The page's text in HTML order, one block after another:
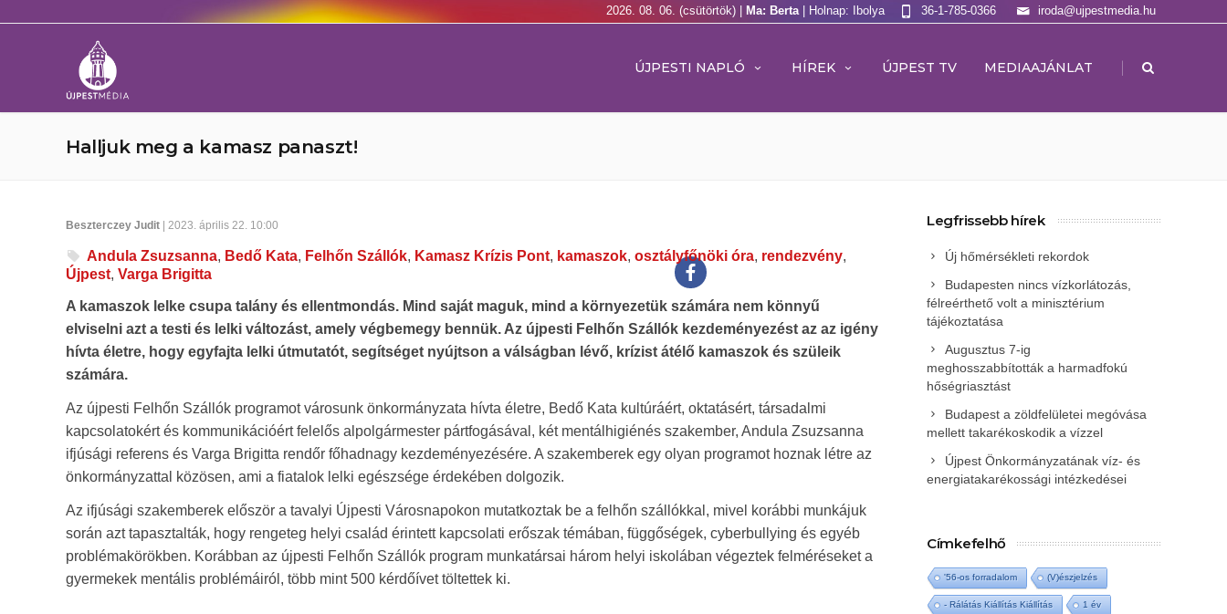
2026. 08. 06. (csütörtök) | Ma: Berta | Holnap: Ibolya iroda@ujpestmedia.hu
36-1-785-0366
ÚJPESTI NAPLÓ HÍREK ÚJPEST TV MEDIAAJÁNLAT |
Halljuk meg a kamasz panaszt!
Beszterczey Judit | 2023. április 22. 10:00
Andula Zsuzsanna, Bedő Kata, Felhőn Szállók, Kamasz Krízis Pont, kamaszok, osztályfőnöki óra, rendezvény,
Újpest, Varga Brigitta
A kamaszok lelke csupa talány és ellentmondás. Mind saját maguk, mind a környezetük számára nem könnyű
elviselni azt a testi és lelki változást, amely végbemegy bennük. Az újpesti Felhőn Szállók kezdeményezést az az igény
hívta életre, hogy egyfajta lelki útmutatót, segítséget nyújtson a válságban lévő, krízist átélő kamaszok és szüleik
számára.
Az újpesti Felhőn Szállók programot városunk önkormányzata hívta életre, Bedő Kata kultúráért, oktatásért, társadalmi
kapcsolatokért és kommunikációért felelős alpolgármester pártfogásával, két mentálhigiénés szakember, Andula Zsuzsanna
ifjúsági referens és Varga Brigitta rendőr főhadnagy kezdeményezésére. A szakemberek egy olyan programot hoznak létre az
önkormányzattal közösen, ami a fiatalok lelki egészsége érdekében dolgozik.
Az ifjúsági szakemberek először a tavalyi Újpesti Városnapokon mutatkoztak be a felhőn szállókkal, mivel korábbi munkájuk
során azt tapasztalták, hogy rengeteg helyi család érintett kapcsolati erőszak témában, függőségek, cyberbullying és egyéb
problémakörökben. Korábban az újpesti Felhőn Szállók program munkatársai három helyi iskolában végeztek felméréseket a
gyermekek mentális problémáiról, több mint 500 kérdőívet töltettek ki.
Legfrissebb hírek
Új hőmérsékleti rekordok
Budapesten nincs vízkorlátozás,
félreérthető volt a minisztérium
tájékoztatása
Augusztus 7-ig
meghosszabbították a harmadfokú
hőségriasztást
Budapest a zöldfelületei megóvása
mellett takarékoskodik a vízzel
Újpest Önkormányzatának víz- és
energiatakarékossági intézkedései
Címkefelhő
'56-os forradalom (V)észjelzés
- Rálátás Kiállítás Kiállítás 1 év